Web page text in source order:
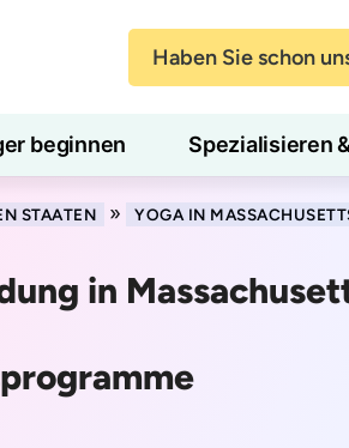
Haben Sie schon
beginnen Spezialisieren
STAATEN » YOGA IN
in